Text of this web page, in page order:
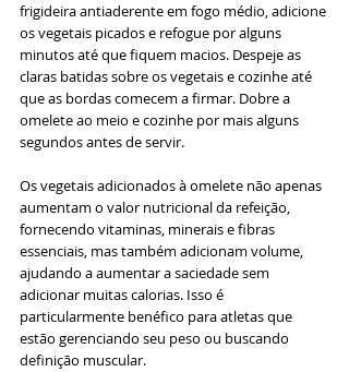
frigideira antiaderente em fogo médio, adicione
os vegetais picados e refogue por alguns
minutos até que fiquem macios. Despeje as
claras batidas sobre os vegetais e cozinhe até
que as bordas comecem a firmar. Dobre a
omelete ao meio e cozinhe por mais alguns
segundos antes de servir.
Os vegetais adicionados à omelete não apenas
aumentam o valor nutricional da refeição,
fornecendo vitaminas, minerais e fibras
essenciais, mas também adicionam volume,
ajudando a aumentar a saciedade sem
adicionar muitas calorias. Isso é
particularmente benéfico para atletas que
estão gerenciando seu peso ou buscando
definição muscular.